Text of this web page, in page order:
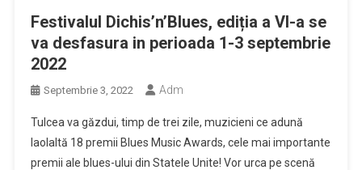
Festivalul Dichis’n’Blues, ediția a VI-a se
va desfasura in perioada 1-3 septembrie
2022
Septembrie 3, 2022 Adm
Tulcea va găzdui, timp de trei zile, muzicieni ce adună
laolaltă 18 premii Blues Music Awards, cele mai importante
premii ale blues-ului din Statele Unite! Vor urca pe scenă